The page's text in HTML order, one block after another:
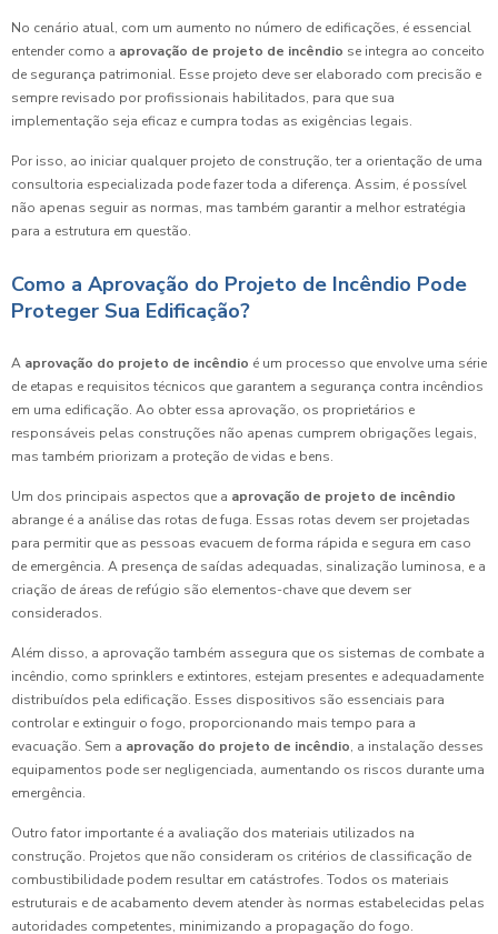
No cenário atual, com um aumento no número de edificações, é essencial
entender como a aprovação de projeto de incêndio se integra ao conceito
de segurança patrimonial. Esse projeto deve ser elaborado com precisão e
sempre revisado por profissionais habilitados, para que sua
implementação seja eficaz e cumpra todas as exigências legais.
Por isso, ao iniciar qualquer projeto de construção, ter a orientação de uma
consultoria especializada pode fazer toda a diferença. Assim, é possível
não apenas seguir as normas, mas também garantir a melhor estratégia
para a estrutura em questão.
Como a Aprovação do Projeto de Incêndio Pode
Proteger Sua Edificação?
A aprovação do projeto de incêndio é um processo que envolve uma série
de etapas e requisitos técnicos que garantem a segurança contra incêndios
em uma edificação. Ao obter essa aprovação, os proprietários e
responsáveis pelas construções não apenas cumprem obrigações legais,
mas também priorizam a proteção de vidas e bens.
Um dos principais aspectos que a aprovação de projeto de incêndio
abrange é a análise das rotas de fuga. Essas rotas devem ser projetadas
para permitir que as pessoas evacuem de forma rápida e segura em caso
de emergência. A presença de saídas adequadas, sinalização luminosa, e a
criação de áreas de refúgio são elementos-chave que devem ser
considerados.
Além disso, a aprovação também assegura que os sistemas de combate a
incêndio, como sprinklers e extintores, estejam presentes e adequadamente
distribuídos pela edificação. Esses dispositivos são essenciais para
controlar e extinguir o fogo, proporcionando mais tempo para a
evacuação. Sem a aprovação do projeto de incêndio, a instalação desses
equipamentos pode ser negligenciada, aumentando os riscos durante uma
emergência.
Outro fator importante é a avaliação dos materiais utilizados na
construção. Projetos que não consideram os critérios de classificação de
combustibilidade podem resultar em catástrofes. Todos os materiais
estruturais e de acabamento devem atender às normas estabelecidas pelas
autoridades competentes, minimizando a propagação do fogo.